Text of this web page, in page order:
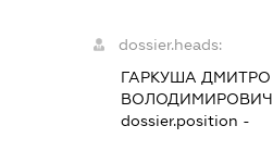
dossier.heads:
ГАРКУША ДМИТРО
ВОЛОДИМИРОВИЧ
dossier.position -